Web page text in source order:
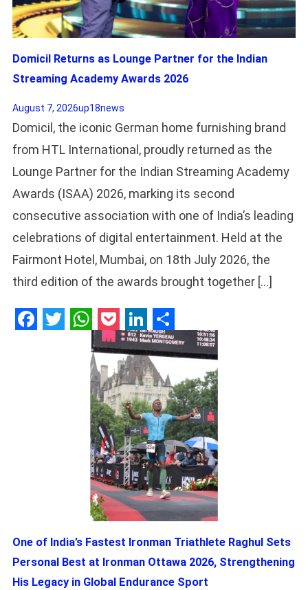
Domicil Returns as Lounge Partner for the Indian
Streaming Academy Awards 2026
August 7, 2026up18news
Domicil, the iconic German home furnishing brand
from HTL International, proudly returned as the
Lounge Partner for the Indian Streaming Academy
Awards (ISAA) 2026, marking its second
consecutive association with one of India’s leading
celebrations of digital entertainment. Held at the
Fairmont Hotel, Mumbai, on 18th July 2026, the
third edition of the awards brought together […]
Facebook
TwitterWhatsApp
Pocket
LinkedIn
Share
One of India’s Fastest Ironman Triathlete Raghul Sets
Personal Best at Ironman Ottawa 2026, Strengthening
His Legacy in Global Endurance Sport